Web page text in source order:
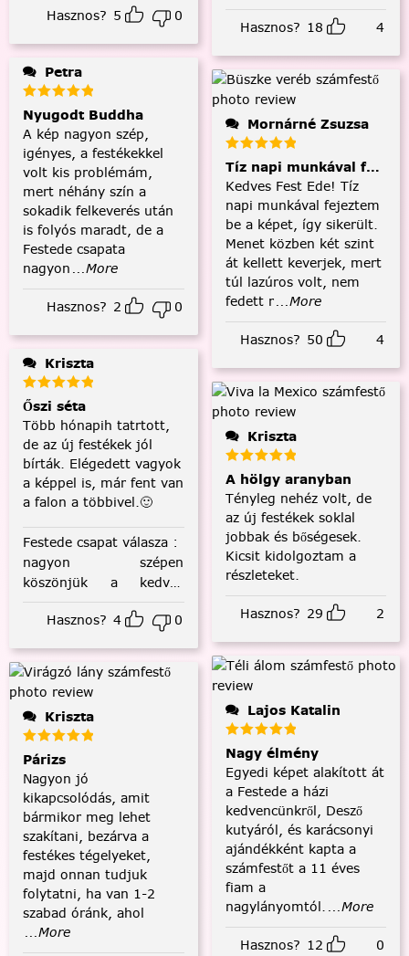
Hasznos? 5 0
Petra
Nyugodt Buddha
A kép nagyon szép,
igényes, a festékekkel
volt kis problémám,
mert néhány szín a
sokadik felkeverés után
is folyós maradt, de a
Festede csapata
nagyon ...More
Hasznos? 2 0
Kriszta
Őszi séta
Több hónapih tatrtott,
de az új festékek jól
bírták. Elégedett vagyok
a képpel is, már fent van
a falon a többivel.🙂
Festede csapat válasza :
nagyon szépen
köszönjük a kedves
visszajelzést! :)
Hasznos? 4 0
Kriszta
Párizs
Nagyon jó
kikapcsolódás, amit
bármikor meg lehet
szakítani, bezárva a
festékes tégelyeket,
majd onnan tudjuk
folytatni, ha van 1-2
szabad óránk, ahol
...More
Hasznos? 18 4
Mornárné Zsuzsa
Tíz napi munkával
Kedves Fest Ede! Tíz
napi munkával fejeztem
be a képet, így sikerült.
Menet közben két szint
át kellett keverjek, mert
túl lazúros volt, nem
fedett r...More
Hasznos? 50 4
Kriszta
A hölgy aranyban
Tényleg nehéz volt, de
az új festékek soklal
jobbak és bőségesek.
Kicsit kidolgoztam a
részleteket.
Hasznos? 29 2
Lajos Katalin
Nagy élmény
Egyedi képet alakított át
a Festede a házi
kedvencünkről, Desző
kutyáról, és karácsonyi
ajándékként kapta a
számfestőt a 11 éves
fiam a
nagylányomtól. ...More
Hasznos? 12 0